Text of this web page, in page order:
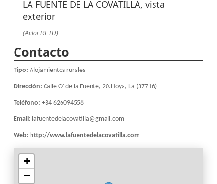
LA FUENTE DE LA COVATILLA, vista
exterior
(Autor:RETU)
Contacto
Tipo:Alojamientos rurales
Dirección:Calle C/ de la Fuente, 20.Hoya, La (37716)
Teléfono:+34 626094558
Email: lafuentedelacovatilla@gmail.com
Web: http://www.lafuentedelacovatilla.com
+
−